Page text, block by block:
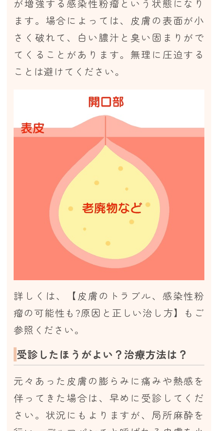
が増強する感染性粉瘤という状態になり
ます。場合によっては、皮膚の表面が小
さく破れて、白い膿汁と臭い固まりがで
てくることがあります。無理に圧迫する
ことは避けてください。
詳しくは、
【皮膚のトラブル、感染性粉
瘤の可能性も?原因と正しい治し方】
もご
参照ください。
受診したほうがよい？治療方法は？
元々あった皮膚の膨らみに痛みや熱感を
伴ってきた場合は、早めに受診してくだ
さい。状況にもよりますが、局所麻酔を